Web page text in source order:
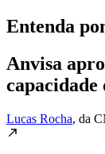
Entenda
Anvisa
Lucas Rocha, da